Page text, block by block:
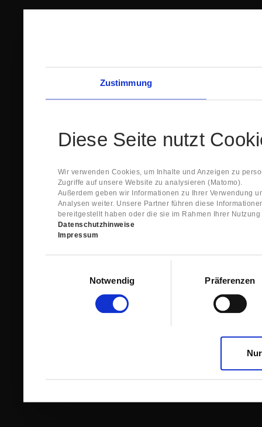
Zustimmung
Diese Seite nutzt
Wir verwenden Cookies, um Inhalte und Anzeigen zu
Zugriffe auf unsere Website zu analysieren (Matomo).
Außerdem geben wir Informationen zu Ihrer Verwendung
Analysen weiter. Unsere Partner führen diese
bereitgestellt haben oder die sie im Rahmen Ihrer
Datenschutzhinweise
Impressum
Notwendig
Präferenzen